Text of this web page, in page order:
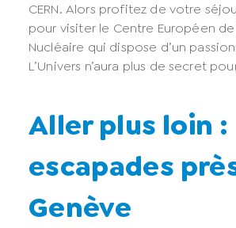
CERN. Alors profitez de votre
pour visiter le Centre Européen
Nucléaire qui dispose d’un
L’Univers n’aura plus de secret
Aller plus loin :
escapades
Genève